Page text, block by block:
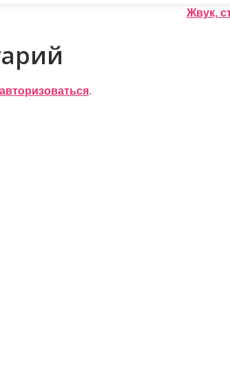
Жвук,
авторизоваться.